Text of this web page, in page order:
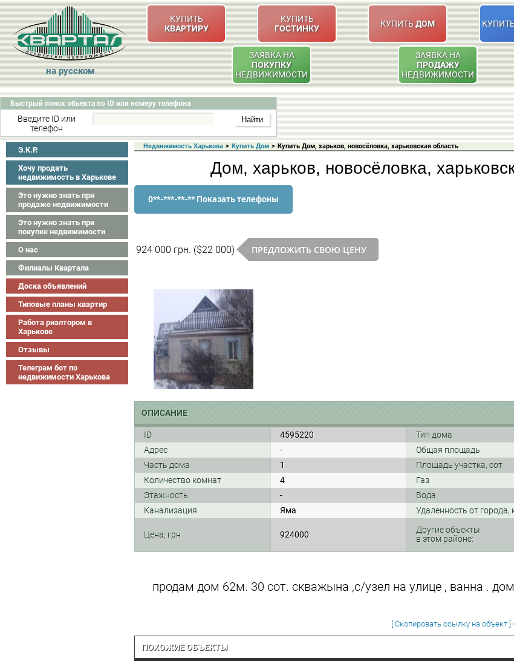
на русском
КУПИТЬ
КВАРТИРУ
КУПИТЬ
ГОСТИНКУ
КУПИТЬДОМ
ЗАЯВКА НА
ПОКУПКУ
НЕДВИЖИМОСТИ
ЗАЯВКА НА
ПРОДАЖУ
НЕДВИЖИМОСТИ
Быстрый поиск обьекта по ID или номеру телефона
Введите ID или
телефон
Э.K.P.
Хочу продать
недвижимость в Харькове
Это нужно знать при
продаже недвижимости
Это нужно знать при
покупке недвижимости
О нас
Филиалы Квартала
Доска объявлений
Типовые планы квартир
Работа риэлтором в
Харькове
Отзывы
Телеграм бот по
недвижимости Харькова
Недвижимость Харькова > Купить Дом > Купить Дом, харьков, новосёловка, харьковская область
Дом, харьков, новосёловка,
0**-***-**-** Показать телефоны
924 000 грн. ($22 000) ПРЕДЛОЖИТЬ СВОЮ ЦЕНУ
ОПИСАНИЕ
ID 4595220 Тип дома
Адрес
- Общая площадь
Часть дома
1 Площадь участка, сот
Количество комнат
4 Газ
Этажность
- Вода
Канализация
Яма Удаленность от города,
Цена, грн 924000
Другие объекты
в этом районе:
продам дом 62м. 30 сот. скважына ,с/узел на улице , ванна .
[ Скопировать ссылку на объект ]
ПОХОЖИЕ ОБЪЕКТЫ